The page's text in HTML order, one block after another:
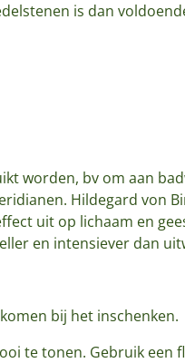
is dan
worden, bv om aan
Hildegard von
uit op lichaam en
en intensiever dan
bij het inschenken.
te tonen. Gebruik een